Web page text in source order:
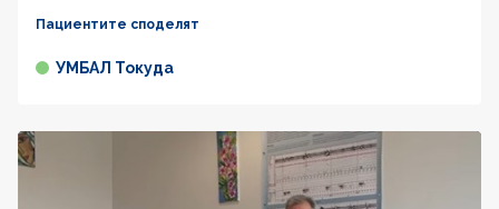
Пациентите споделят
УМБАЛ Токуда